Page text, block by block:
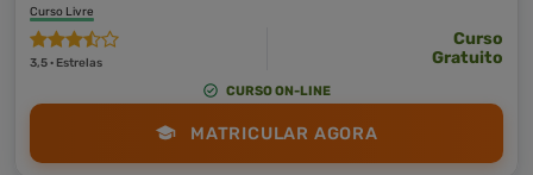
Curso Livre
3,5 · Estrelas
Curso
Gratuito
CURSO ON-LINE
MATRICULAR AGORA